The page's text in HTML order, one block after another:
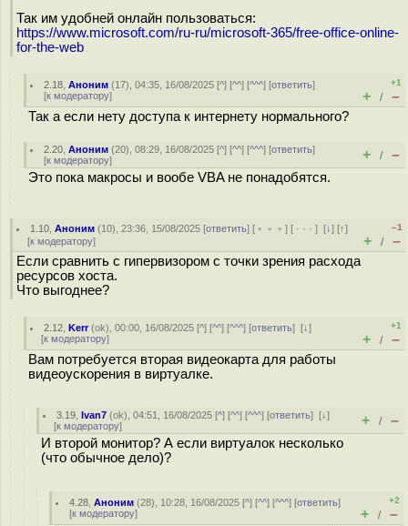
Так им удобней онлайн пользоваться:
https://www.microsoft.com/ru-ru/microsoft-365/free-office-online-
for-the-web
2.18 ,Аноним (17), 04:35, 16/08/2025 [^] [^^] [^^^] [ответить]
[к модератору]
+1
+ / –
Так а если нету доступа к интернету нормального?
2.20 ,Аноним (20), 08:29, 16/08/2025 [^] [^^] [^^^] [ответить]
[к модератору] + / –
Это пока макросы и вообе VBA не понадобятся.
1.10 ,Аноним (10), 23:36, 15/08/2025 [ответить] [ ﹢﹢﹢] [ · · ·][↓] [↑]
[к модератору]
–1
+ / –
Если сравнить с гипервизором с точки зрения расхода
ресурсов хоста.
Что выгоднее?
2.12 ,Kerr(ok), 00:00, 16/08/2025 [^] [^^] [^^^] [ответить][↓]
[к модератору]
+1
+ / –
Вам потребуется вторая видеокарта для работы
видеоускорения в виртуалке.
3.19 ,Ivan7 (ok), 04:51, 16/08/2025 [^] [^^] [^^^] [ответить][↓]
[к модератору] + / –
И второй монитор? А если виртуалок несколько
(что обычное дело)?
4.28 ,Аноним (28), 10:28, 16/08/2025 [^] [^^] [^^^] [ответить]
[к модератору]
+2
+ / –